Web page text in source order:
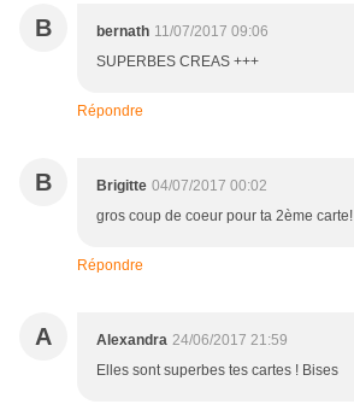
B bernath 11/07/2017 09:06
SUPERBES CREAS +++
Répondre
B Brigitte 04/07/2017 00:02
gros coup de coeur pour ta 2ème carte!
Répondre
A Alexandra 24/06/2017 21:59
Elles sont superbes tes cartes ! Bises